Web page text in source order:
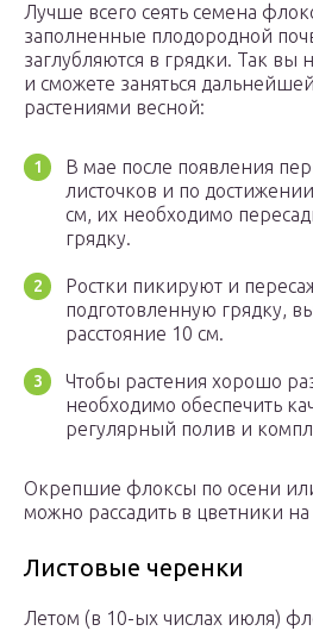
Лучше всего сеять семена
заполненные плодородной
заглубляются в грядки. Так вы
и сможете заняться
растениями весной:
В мае после появления
листочков и по
см, их необходимо
грядку.
Ростки пикируют и
подготовленную грядку,
расстояние 10 см.
Чтобы растения хорошо
необходимо обеспечить
регулярный полив и
Окрепшие флоксы по осени
можно рассадить в цветники
Листовые черенки
Летом (в 10-ых числах июля)